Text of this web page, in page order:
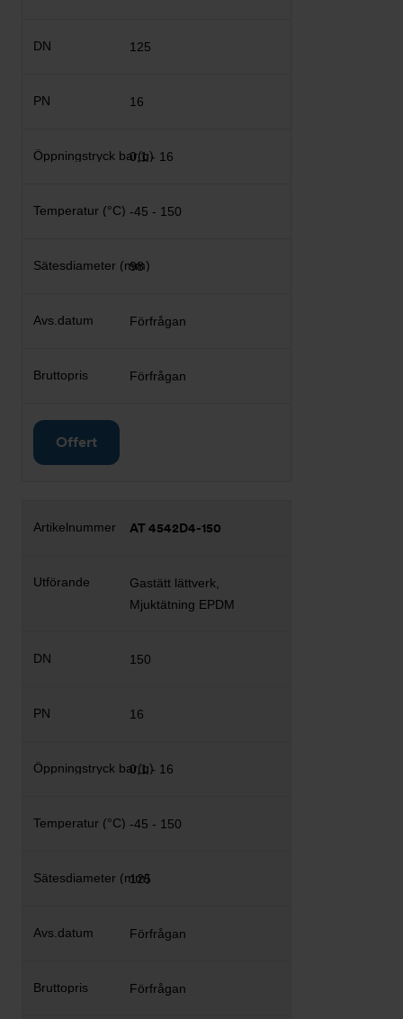
125
16
0,1 - 16
-45 - 150
98
Förfrågan
Förfrågan
Offert
AT 4542D4-150
Gastätt lättverk,
Mjuktätning EPDM
150
16
0,1 - 16
-45 - 150
125
Förfrågan
Förfrågan